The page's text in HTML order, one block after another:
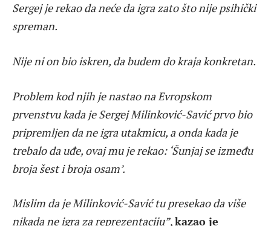
Sergej je rekao da neće da igra zato što nije psihički
spreman.
Nije ni on bio iskren, da budem do kraja konkretan.
Problem kod njih je nastao na Evropskom
prvenstvu kada je Sergej Milinković-Savić prvo bio
pripremljen da ne igra utakmicu, a onda kada je
trebalo da uđe, ovaj mu je rekao: ‘Šunjaj se između
broja šest i broja osam’.
Mislim da je Milinković-Savić tu presekao da više
nikada ne igra za reprezentaciju”,kazao je